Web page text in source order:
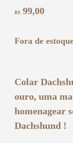
R$ 99,00
Fora de
Colar
ouro, uma
homenagear
Dachshund !